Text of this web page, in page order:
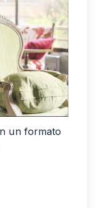
un formato